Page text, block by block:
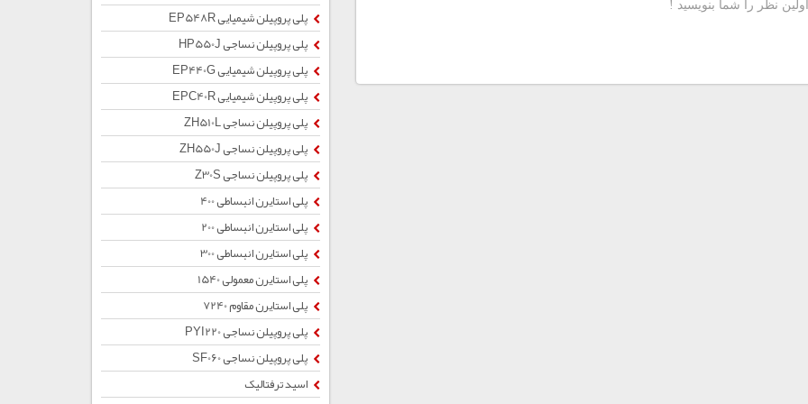
پلی پروپیلن شیمیایی EP548R
پلی پروپیلن نساجی HP550J
پلی پروپیلن شیمیایی EP440G
پلی پروپیلن شیمیایی EPC40R
پلی پروپیلن نساجی ZH510L
پلی پروپیلن نساجی ZH550J
پلی پروپیلن نساجی Z30S
پلی استایرن انبساطی 400
پلی استایرن انبساطی 200
پلی استایرن انبساطی 300
پلی استایرن معمولی 1540
پلی استایرن مقاوم 7240
پلی پروپیلن نساجی PYI220
پلی پروپیلن نساجی SF060
اسید ترفتالیک